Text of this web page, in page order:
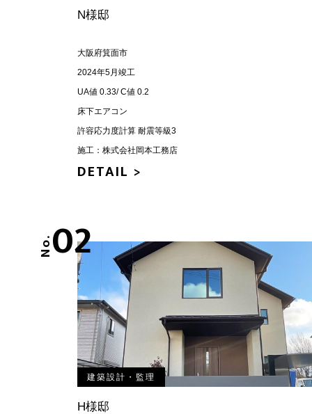
N様邸
大阪府箕面市
2024年5月竣工
UA値 0.33/ C値 0.2
床下エアコン
許容応力度計算 耐震等級3
施工：株式会社岡本工務店
DETAIL >
No.02
建築設計・監理
H様邸